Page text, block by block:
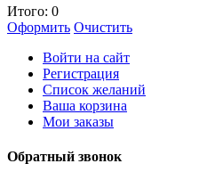
Итого: 0
Оформить Очистить
Войти на сайт
Регистрация
Список желаний
Ваша корзина
Мои заказы
Обратный звонок